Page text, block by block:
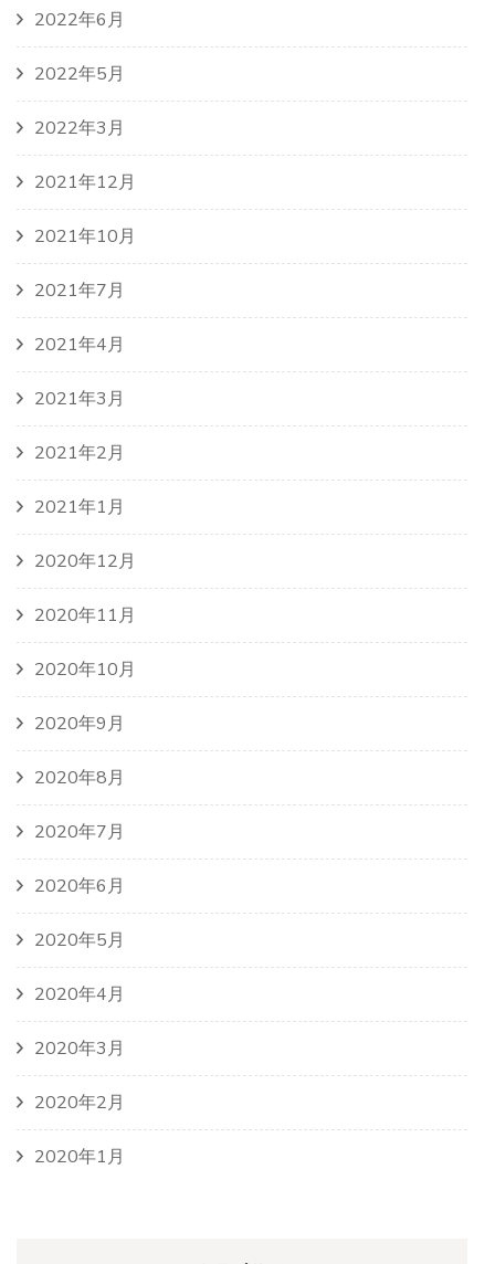
2022年6月
2022年5月
2022年3月
2021年12月
2021年10月
2021年7月
2021年4月
2021年3月
2021年2月
2021年1月
2020年12月
2020年11月
2020年10月
2020年9月
2020年8月
2020年7月
2020年6月
2020年5月
2020年4月
2020年3月
2020年2月
2020年1月